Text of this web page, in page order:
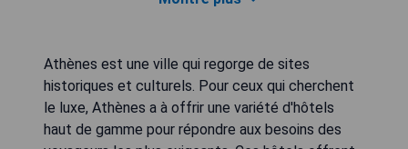
Athènes est une ville qui regorge de sites
historiques et culturels. Pour ceux qui cherchent
le luxe, Athènes a à offrir une variété d'hôtels
haut de gamme pour répondre aux besoins des